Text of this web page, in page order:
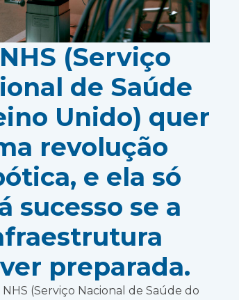
(Serviço
de Saúde
Unido) quer
revolução
e ela só
sucesso se a
preparada.
(Serviço Nacional de Saúde do